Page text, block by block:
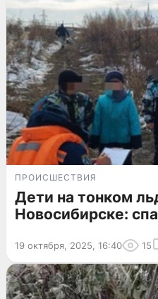
ПРОИСШЕСТВИЯ
Дети на тонком
Новосибирске:
19 октября, 2025, 16:40 15